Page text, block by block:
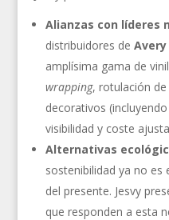
Alianzas con líderes
distribuidores de
amplísima gama de
wrapping, rotulación
decorativos
visibilidad y coste
Alternativas
sostenibilidad ya no es
del presente. Jesvy
que responden a esta